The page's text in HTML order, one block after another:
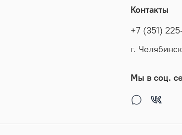
Контакты
+7 (351)
г.
Мы в соц.